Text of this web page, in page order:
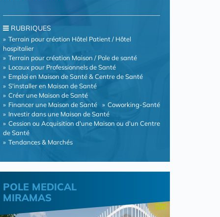
RUBRIQUES
Terrain pour création Hôtel Patient / Hôtel
hospitalier
Terrain pour création Maison / Pole de santé
Locaux pour Professionnels de Santé
Emploi en Maison de Santé & Centre de Santé
S'installer en Maison de Santé
Créer une Maison de Santé
Financer une Maison de Santé
Coworking-Santé
Investir dans une Maison de Santé
Cession ou Acquisition d'une Maison ou d'un Centre
de Santé
Tendances & Marchés
POLE MEDICAL
MIRAMAS